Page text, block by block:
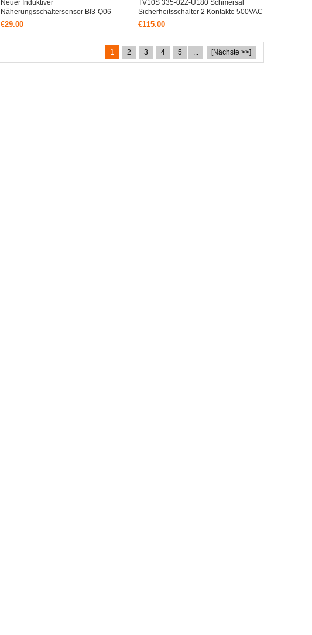
Neuer Induktiver
Näherungsschaltersensor BI3-Q06-
AP6X2 Von Turck
€29.00
TV10S 335-02Z-U180 Schmersal
Sicherheitsschalter 2 Kontakte 500VAC
6kV
€115.00
1 2 3 4 5 ... [Nächste >>]